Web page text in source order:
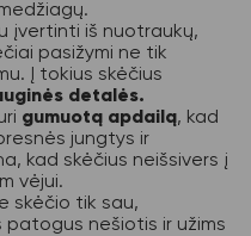
įvertinti iš nuotraukų,
pasižymi ne tik
Į tokius skėčius
detalės.
gumuotą apdailą, kad
jungtys ir
kad skėčius neišsivers į
vėjui.
skėčio tik sau,
patogus nešiotis ir užims